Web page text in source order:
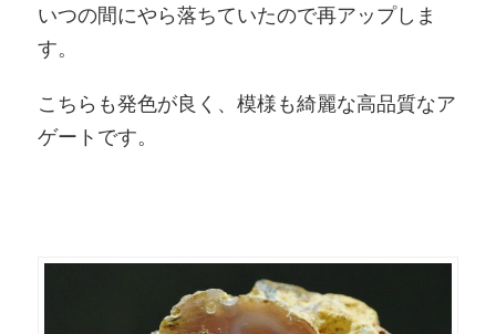
いつの間にやら落ちていたので再アップしま
す。
こちらも発色が良く、模様も綺麗な高品質なア
ゲートです。